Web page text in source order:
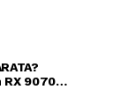
RX 9070